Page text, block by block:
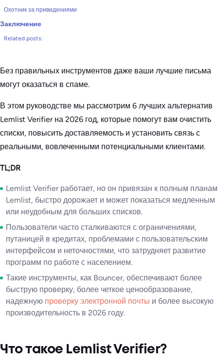
Охотник за привидениями
Заключение
Related posts:
Без правильных инструментов даже ваши лучшие письма
могут оказаться в спаме.
В этом руководстве мы рассмотрим 6 лучших альтернатив
Lemlist Verifier на 2026 год, которые помогут вам очистить
списки, повысить доставляемость и установить связь с
реальными, вовлеченными потенциальными клиентами.
TL;DR
Lemlist Verifier работает, но он привязан к полным планам
Lemlist, быстро дорожает и может показаться медленным
или неудобным для больших списков.
Пользователи часто сталкиваются с ограничениями,
путаницей в кредитах, проблемами с пользовательским
интерфейсом и неточностями, что затрудняет развитие
программ по работе с населением.
Такие инструменты, как Bouncer, обеспечивают более
быструю проверку, более четкое ценообразование,
надежную проверку электронной почты и более высокую
производительность в 2026 году.
Что такое Lemlist Verifier?